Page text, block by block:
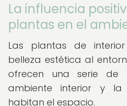
La influencia
plantas en el
Las plantas de
belleza estética al
ofrecen una serie de
ambiente interior y la
habitan el espacio.